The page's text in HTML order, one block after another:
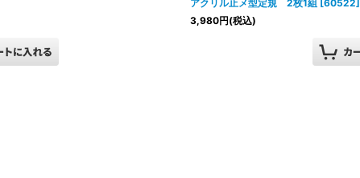
アクリル止メ型定規 2枚1組 [60522]
3,980円(税込)